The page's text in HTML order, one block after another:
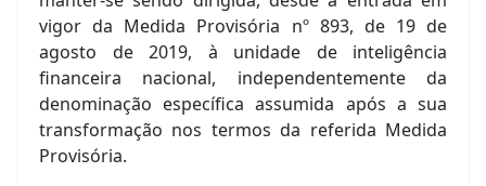
vigor da Medida Provisória nº 893, de 19 de
agosto de 2019, à unidade de inteligência
financeira nacional, independentemente da
denominação específica assumida após a sua
transformação nos termos da referida Medida
Provisória.